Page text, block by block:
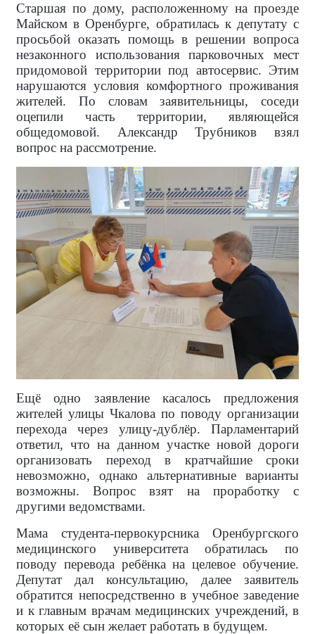
Старшая по дому, расположенному на проезде
Майском в Оренбурге, обратилась к депутату с
просьбой оказать помощь в решении вопроса
незаконного использования парковочных мест
придомовой территории под автосервис. Этим
нарушаются условия комфортного проживания
жителей. По словам заявительницы, соседи
оцепили часть территории, являющейся
общедомовой. Александр Трубников взял
вопрос на рассмотрение.
Ещё одно заявление касалось предложения
жителей улицы Чкалова по поводу организации
перехода через улицу-дублёр. Парламентарий
ответил, что на данном участке новой дороги
организовать переход в кратчайшие сроки
невозможно, однако альтернативные варианты
возможны. Вопрос взят на проработку с
другими ведомствами.
Мама студента-первокурсника Оренбургского
медицинского университета обратилась по
поводу перевода ребёнка на целевое обучение.
Депутат дал консультацию, далее заявитель
обратится непосредственно в учебное заведение
и к главным врачам медицинских учреждений, в
которых её сын желает работать в будущем.